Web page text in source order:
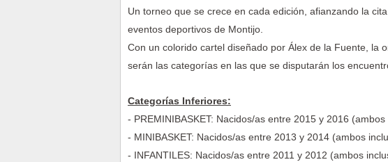
Un torneo que se crece en cada edición, afianzando la
eventos deportivos de Montijo.
Con un colorido cartel diseñado por Álex de la Fuente, la
serán las categorías en las que se disputarán los
Categorías Inferiores:
- PREMINIBASKET: Nacidos/as entre 2015 y 2016 (ambos
- MINIBASKET: Nacidos/as entre 2013 y 2014 (ambos
- INFANTILES: Nacidos/as entre 2011 y 2012 (ambos